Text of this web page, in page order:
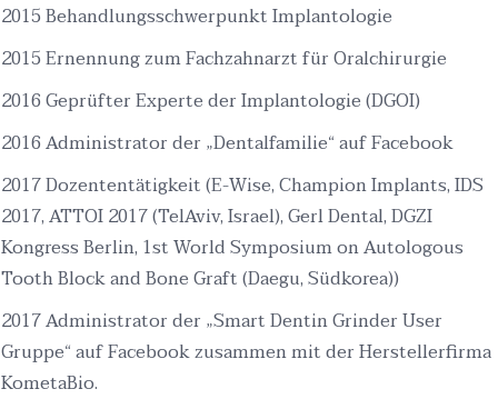
2015 Behandlungsschwerpunkt Implantologie
2015 Ernennung zum Fachzahnarzt für Oralchirurgie
2016 Geprüfter Experte der Implantologie (DGOI)
2016 Administrator der „Dentalfamilie“ auf Facebook
2017 Dozententätigkeit (E-Wise, Champion Implants, IDS
2017, ATTOI 2017 (TelAviv, Israel), Gerl Dental, DGZI
Kongress Berlin, 1st World Symposium on Autologous
Tooth Block and Bone Graft (Daegu, Südkorea))
2017 Administrator der „Smart Dentin Grinder User
Gruppe“ auf Facebook zusammen mit der Herstellerfirma
KometaBio.